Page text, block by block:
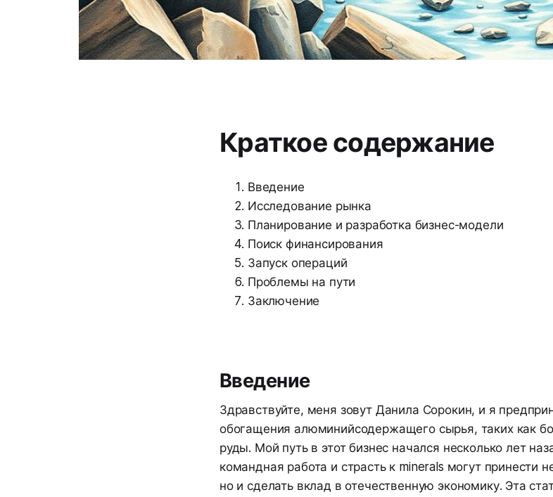
Краткое содержание
Введение
Исследование рынка
Планирование и разработка бизнес-модели
Поиск финансирования
Запуск операций
Проблемы на пути
Заключение
Введение
Здравствуйте, меня зовут Данила Сорокин, и я
обогащения алюминийсодержащего сырья, таких как
руды. Мой путь в этот бизнес начался несколько лет
командная работа и страсть к minerals могут принести
но и сделать вклад в отечественную экономику. Эта